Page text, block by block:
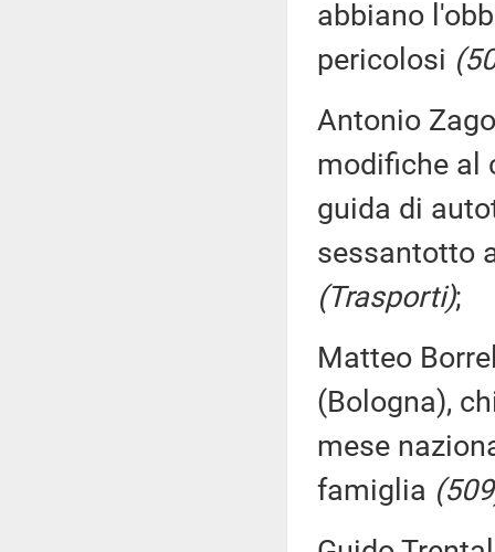
abbiano
pericolosi
Antonio
modifiche al
guida di
sessantotto
(Trasporti);
Matteo
(Bologna),
mese
famiglia